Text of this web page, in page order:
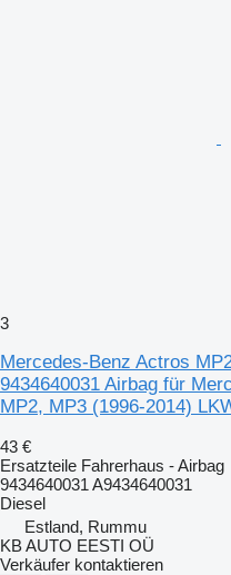
3
Mercedes-Benz Actros
9434640031 Airbag für
MP2, MP3 (1996-2014)
43 €
Ersatzteile Fahrerhaus - Airbag
9434640031 A9434640031
Diesel
Estland, Rummu
KB AUTO EESTI OÜ
Verkäufer kontaktieren